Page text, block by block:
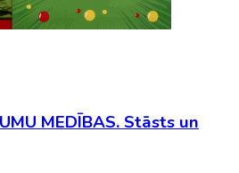
MEDĪBAS. Stāsts un